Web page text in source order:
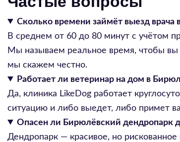
Сколько времени займёт выезд врача
В среднем от 60 до 80 минут с учётом
Мы называем реальное время, чтобы вы
мы скажем честно.
Работает ли ветеринар на дом в
Да, клиника LikeDog работает
ситуацию и либо выедет, либо примет
Опасен ли Бирюлёвский дендропарк
Дендропарк — красивое, но